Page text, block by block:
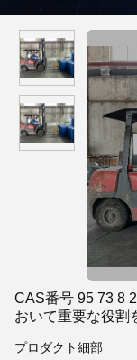
CAS番号 95 73 8
おいて重要な役割
プロダクト細部